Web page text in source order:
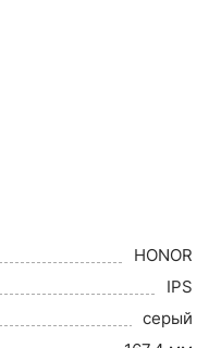
HONOR
IPS
серый